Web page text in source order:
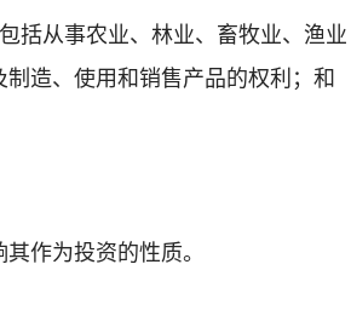
括从事农业、林业、畜牧业、渔业
造、使用和销售产品的权利；和
作为投资的性质。